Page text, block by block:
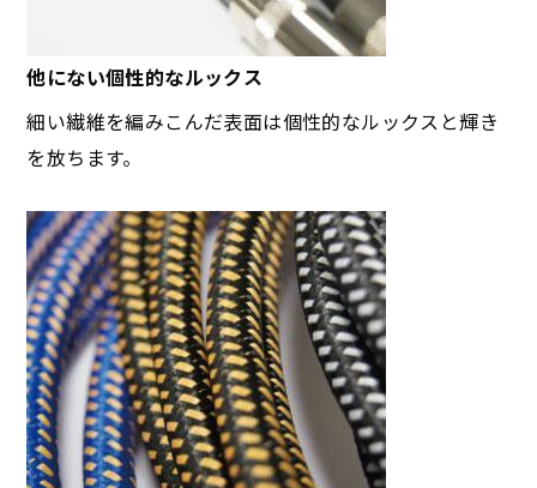
他にない個性的なルックス
細い繊維を編みこんだ表面は個性的なルックスと輝き
を放ちます。